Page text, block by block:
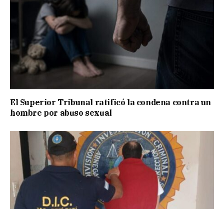
El Superior Tribunal ratificó la condena contra un
hombre por abuso sexual